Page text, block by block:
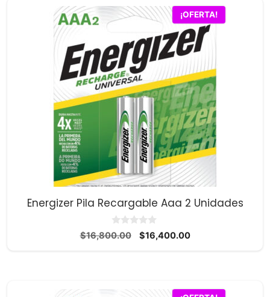
¡OFERTA!
Energizer Pila Recargable Aaa 2 Unidades
0
d
$16,800.00
El
$16,400.00El